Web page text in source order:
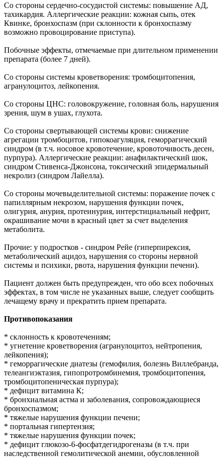
Со стороны сердечно-сосудистой системы: повышение АД,
тахикардия. Аллергические реакции: кожная сыпь, отек
Квинке, бронхоспазм (при склонности к бронхоспазму
возможно провоцирование приступа).
Побочные эффекты, отмечаемые при длительном применении
препарата (более 7 дней).
Со стороны системы кроветворения: тромбоцитопения,
агранулоцитоз, лейкопения.
Со стороны ЦНС: головокружение, головная боль, нарушения
зрения, шум в ушах, глухота.
Со стороны свертывающей системы крови: снижение
агрегации тромбоцитов, гипокоагуляция, геморрагический
синдром (в т.ч. носовое кровотечение, кровоточивость десен,
пурпура). Аллергические реакции: анафилактический шок,
синдром Стивенса-Джонсона, токсический эпидермальный
некролиз (синдром Лайелла).
Со стороны мочевыделительной системы: поражение почек с
папиллярным некрозом, нарушения функции почек,
олигурия, анурия, протеинурия, интерстициальный нефрит,
окрашивание мочи в красный цвет за счет выделения
метаболита.
Прочие: у подростков - синдром Рейе (гиперпирексия,
метаболический ацидоз, нарушения со стороны нервной
системы и психики, рвота, нарушения функции печени).
Пациент должен быть предупрежден, что обо всех побочных
эффектах, в том числе не указанных выше, следует сообщить
лечащему врачу и прекратить прием препарата.
Противопоказания
* склонность к кровотечениям;
* угнетение кроветворения (агранулоцитоз, нейтропения,
лейкопения);
* геморрагические диатезы (гемофилия, болезнь Виллебранда,
телеангиэктазия, гипопротромбинемия, тромбоцитопения,
тромбоцитопеническая пурпура);
* дефицит витамина К;
* бронхиальная астма и заболевания, сопровождающиеся
бронхоспазмом;
* тяжелые нарушения функции печени;
* портальная гипертензия;
* тяжелые нарушения функции почек;
* дефицит глюкозо-6-фосфатдегидрогеназы (в т.ч. при
наследственной гемолитической анемии, обусловленной